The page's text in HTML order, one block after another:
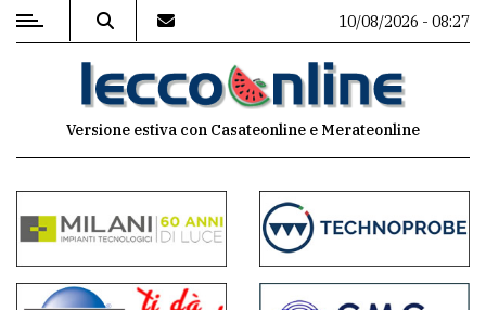
MENU
commenti
Contenuti
del
10/08/2026 - 08:27
Versione estiva con Casateonline e Merateonline